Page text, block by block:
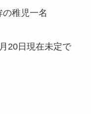
稚児一名
20日現在未定で